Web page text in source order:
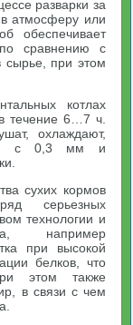
разварки за
в атмосферу или
обеспечивает
сравнению с
сырье, при этом
котлах
течение 6…7 ч.
охлаждают,
с 0,3 мм и
сухих кормов
серьезных
технологии и
например
при высокой
белков, что
этом также
в связи с чем